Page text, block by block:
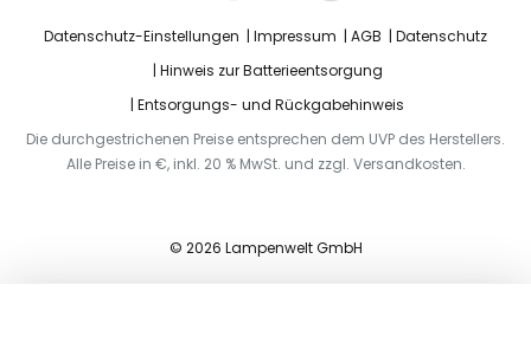
Datenschutz-Einstellungen Impressum AGB
Datenschutz
Hinweis zur Batterieentsorgung
Entsorgungs- und Rückgabehinweis
Die durchgestrichenen Preise entsprechen dem UVP des Herstellers.
Alle Preise in €, inkl. 20 % MwSt. und zzgl. Versandkosten.
© 2026 Lampenwelt GmbH